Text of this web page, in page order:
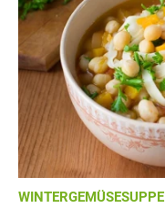
WINTERGEMÜSESUPPE